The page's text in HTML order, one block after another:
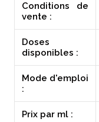
Conditions de
vente :
Doses
disponibles :
Mode d'emploi
:
Prix par ml :